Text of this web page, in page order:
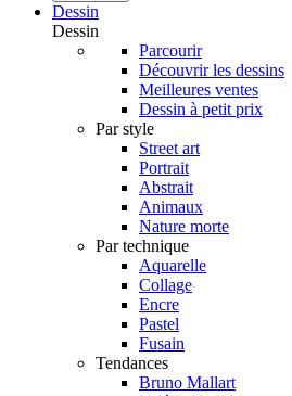
Dessin
Dessin
Parcourir
Découvrir les dessins
Meilleures ventes
Dessin à petit prix
Par style
Street art
Portrait
Abstrait
Animaux
Nature morte
Par technique
Aquarelle
Collage
Encre
Pastel
Fusain
Tendances
Bruno Mallart